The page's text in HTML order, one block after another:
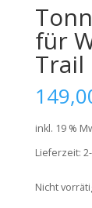
für
Trail
inkl. 19 %
Lieferzeit:
Nicht